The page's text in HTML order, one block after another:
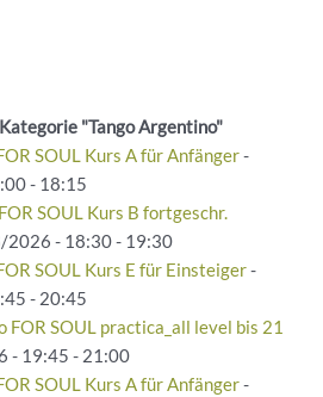
"Tango Argentino"
SOUL Kurs A für Anfänger-
- 18:15
SOUL Kurs B fortgeschr.
- 18:30 - 19:30
SOUL Kurs E für Einsteiger-
- 20:45
FOR SOUL practica_all level bis 21
- 19:45 - 21:00
SOUL Kurs A für Anfänger-